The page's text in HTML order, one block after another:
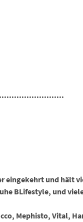
eingekehrt und hält
BLifestyle, und
Mephisto, Vital,